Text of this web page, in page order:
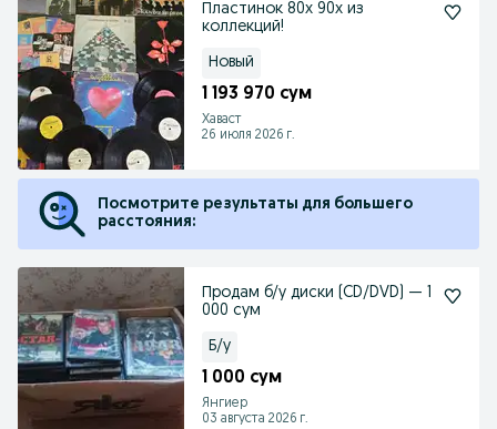
Пластинок 80х 90х из
коллекций!
Новый
1 193 970 сум
Хаваст
26 июля 2026 г.
Посмотрите результаты для большего
расстояния:
Продам б/у диски (CD/DVD) — 1
000 сум
Б/у
1 000 сум
Янгиер
03 августа 2026 г.